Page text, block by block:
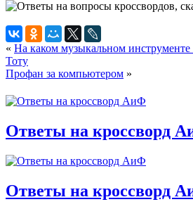
« На каком музыкальном инструменте
Тоту
Профан за компьютером »
Ответы на кроссворд
Ответы на кроссворд